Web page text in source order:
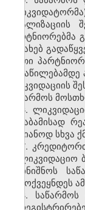
შესახებ
ერთი
ლიკვიდაციის
საწარმოს
6.
შესაბამისად
საზიანოდ სხვა
7.
აღინიშნოს
გამოქვეყნდეს
8.